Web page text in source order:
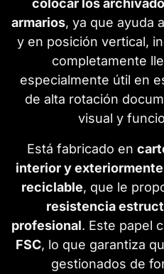
colocar los
armarios, ya que ayuda
y en posición vertical,
completamente
especialmente útil en
de alta rotación
visual y
Está fabricado en
interior y
reciclable, que le
resistencia
profesional. Este papel
FSC, lo que garantiza
gestionados de